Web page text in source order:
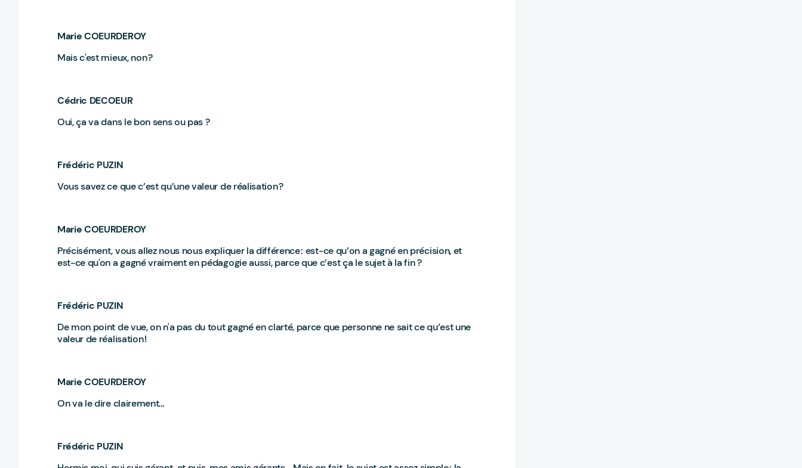
Marie COEURDEROY
Mais c'est mieux, non ?
Cédric DECOEUR
Oui, ça va dans le bon sens ou pas ?
Frédéric PUZIN
Vous savez ce que c’est qu’une valeur de réalisation ?
Marie COEURDEROY
Précisément, vous allez nous nous expliquer la différence : est-ce qu’on a gagné en précision, et
est-ce qu'on a gagné vraiment en pédagogie aussi, parce que c’est ça le sujet à la fin ?
Frédéric PUZIN
De mon point de vue, on n'a pas du tout gagné en clarté, parce que personne ne sait ce qu’est une
valeur de réalisation !
Marie COEURDEROY
On va le dire clairement…
Frédéric PUZIN